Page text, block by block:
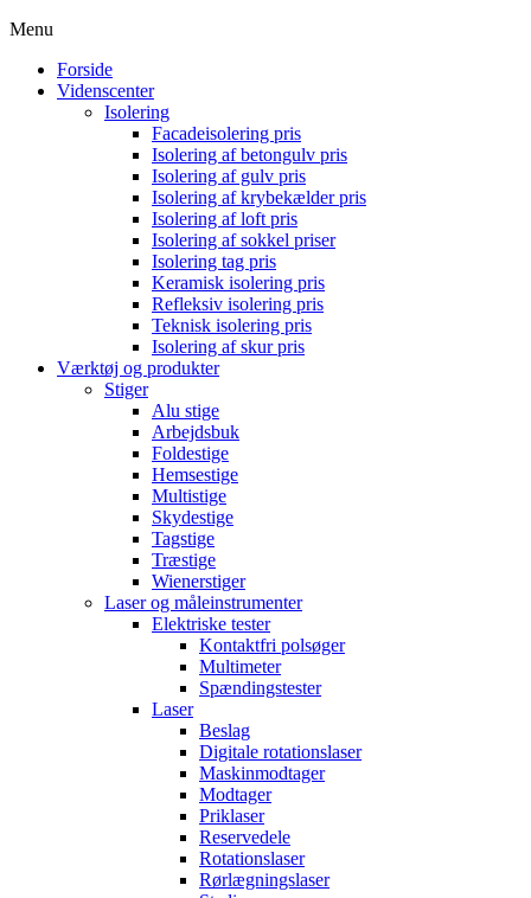
Menu
Forside
Videnscenter
Isolering
Facadeisolering pris
Isolering af betongulv pris
Isolering af gulv pris
Isolering af krybekælder pris
Isolering af loft pris
Isolering af sokkel priser
Isolering tag pris
Keramisk isolering pris
Refleksiv isolering pris
Teknisk isolering pris
Isolering af skur pris
Værktøj og produkter
Stiger
Alu stige
Arbejdsbuk
Foldestige
Hemsestige
Multistige
Skydestige
Tagstige
Træstige
Wienerstiger
Laser og måleinstrumenter
Elektriske tester
Kontaktfri polsøger
Multimeter
Spændingstester
Laser
Beslag
Digitale rotationslaser
Maskinmodtager
Modtager
Priklaser
Reservedele
Rotationslaser
Rørlægningslaser